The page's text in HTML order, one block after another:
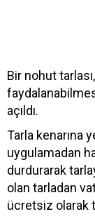
Bir nohut
açıldı.
Tarla kenarına
uygulamadan
durdurarak
olan tarladan
ücretsiz olarak